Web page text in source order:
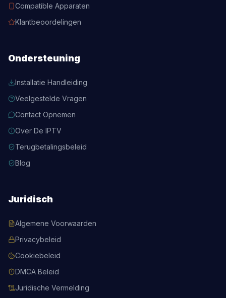
Compatible Apparaten
Klantbeoordelingen
Ondersteuning
Installatie Handleiding
Veelgestelde Vragen
Contact Opnemen
Over De IPTV
Terugbetalingsbeleid
Blog
Juridisch
Algemene Voorwaarden
Privacybeleid
Cookiebeleid
DMCA Beleid
Juridische Vermelding